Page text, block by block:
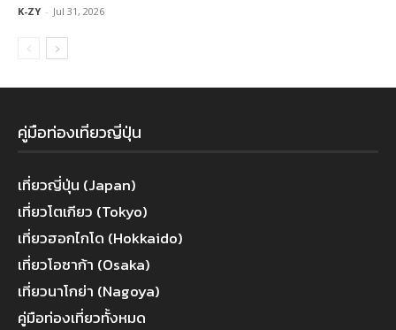
K-ZY - Jul 31, 2026
คู่มือท่องเที่ยวญี่ปุ่น
เที่ยวญี่ปุ่น (Japan)
เที่ยวโตเกียว (Tokyo)
เที่ยวฮอกไกโด (Hokkaido)
เที่ยวโอซาก้า (Osaka)
เที่ยวนาโกย่า (Nagoya)
คู่มือท่องเที่ยวทั้งหมด